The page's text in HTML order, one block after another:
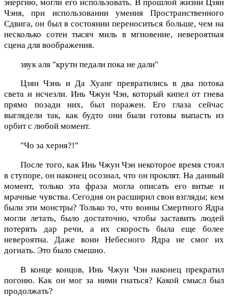
энергию, могли его использовать. В прошлой жизни Цзян
Чэня, при использовании умения Пространственного
Сдвига, он был в состоянии переноситься больше, чем на
несколько сотен тысяч миль в мгновение, невероятная
сцена для воображения.
звук аля "крути педали пока не дали"
Цзян Чэнь и Да Хуанг превратились в два потока
света и исчезли. Инь Чжун Чэн, который кипел от гнева
прямо позади них, был поражен. Его глаза сейчас
выглядели так, как будто они были готовы выпасть из
орбит с любой момент.
"Чо за херня?!"
После того, как Инь Чжун Чэн некоторое время стоял
в ступоре, он наконец осознал, что он проклят. На данный
момент, только эта фраза могла описать его витые и
мрачные чувства. Сегодня он расширил свои взгляды; кем
были эти монстры? Только то, что воины Смертного Ядра
могли летать, было достаточно, чтобы заставить людей
потерять дар речи, а их скорость была еще более
невероятна. Даже воин Небесного Ядра не смог их
догнать. Это было смешно.
В конце концов, Инь Чжун Чэн наконец прекратил
погоню. Как он мог за ними гнаться? Какой смысл был
продолжать?